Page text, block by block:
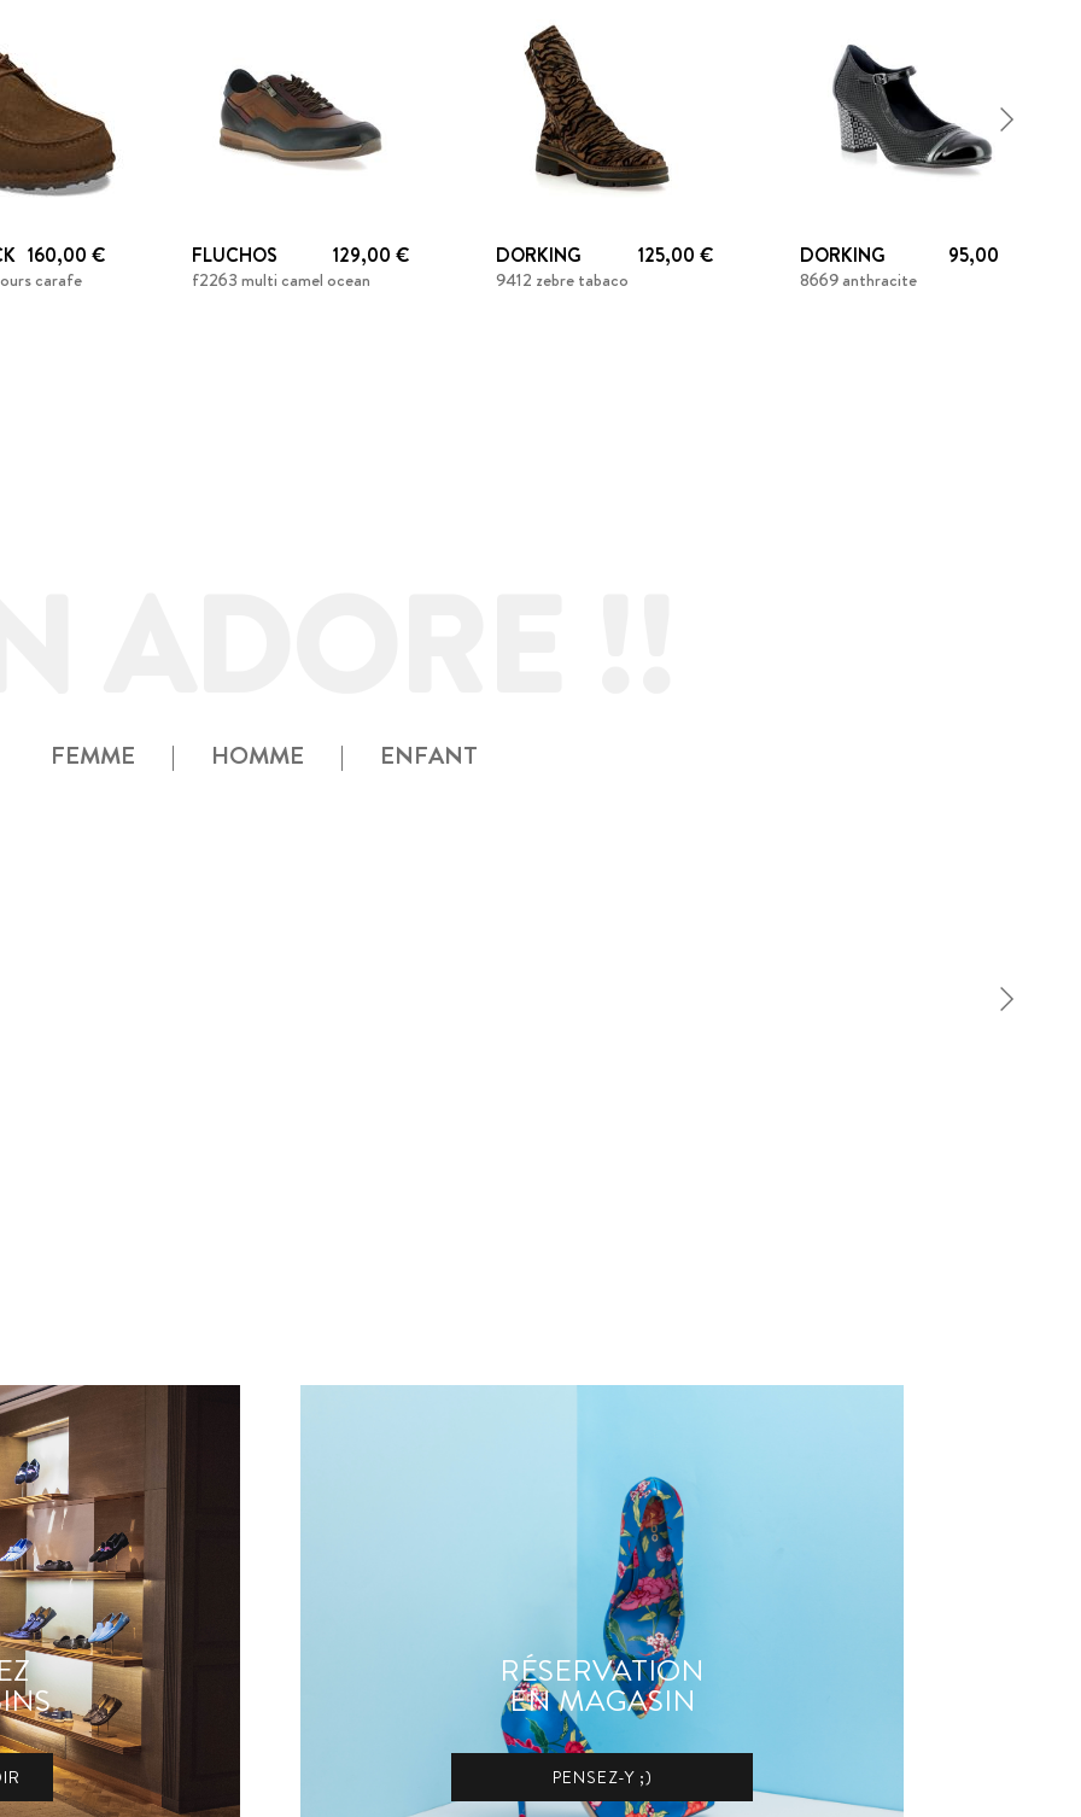
160,00 €
carafe
FLUCHOS 129,00 €
f2263 multi camel ocean
DORKING 125,00 €
9412 zebre tabaco
DORKING 95,00 €
8669 anthracite
FEMME | HOMME | ENFANT
RÉSERVATION
EN MAGASIN
PENSEZ-Y ;)